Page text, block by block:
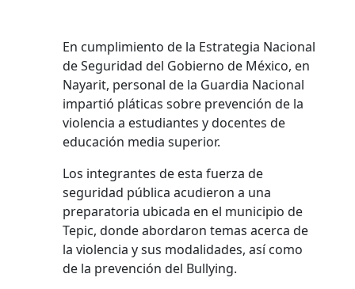
En cumplimiento de la Estrategia Nacional
de Seguridad del Gobierno de México, en
Nayarit, personal de la Guardia Nacional
impartió pláticas sobre prevención de la
violencia a estudiantes y docentes de
educación media superior.
Los integrantes de esta fuerza de
seguridad pública acudieron a una
preparatoria ubicada en el municipio de
Tepic, donde abordaron temas acerca de
la violencia y sus modalidades, así como
de la prevención del Bullying.